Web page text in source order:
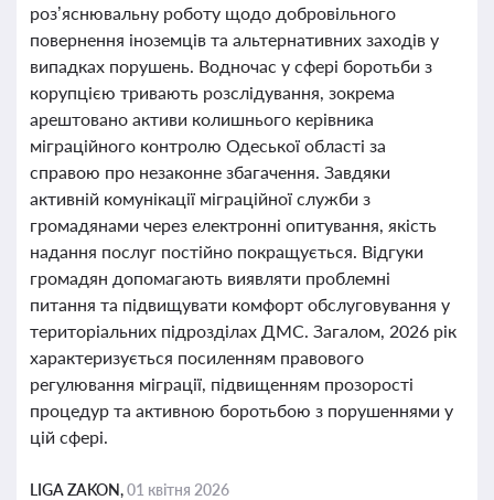
роз’яснювальну роботу щодо добровільного
повернення іноземців та альтернативних заходів у
випадках порушень. Водночас у сфері боротьби з
корупцією тривають розслідування, зокрема
арештовано активи колишнього керівника
міграційного контролю Одеської області за
справою про незаконне збагачення. Завдяки
активній комунікації міграційної служби з
громадянами через електронні опитування, якість
надання послуг постійно покращується. Відгуки
громадян допомагають виявляти проблемні
питання та підвищувати комфорт обслуговування у
територіальних підрозділах ДМС. Загалом, 2026 рік
характеризується посиленням правового
регулювання міграції, підвищенням прозорості
процедур та активною боротьбою з порушеннями у
цій сфері.
LIGA ZAKON,01 квітня 2026